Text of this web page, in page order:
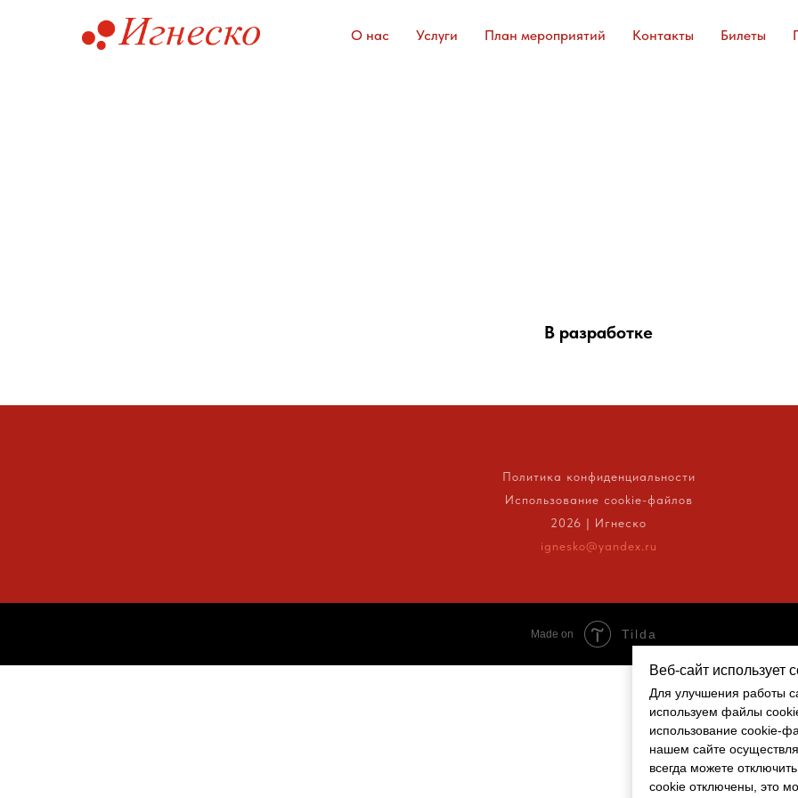
О нас Услуги План мероприятий Контакты Билеты
В разработке
Политика конфиденциальности
Использование cookie-файлов
2026 | Игнеско
ignesko@yandex.ru
Веб-сайт использует
Для улучшения работы
используем файлы
использование cookie-
нашем сайте
всегда можете
cookie отключены, это
Веб-сайт использует
Для улучшения работы
используем файлы
использование cookie-
нашем сайте
всегда можете
cookie отключены, это
Made on Tilda